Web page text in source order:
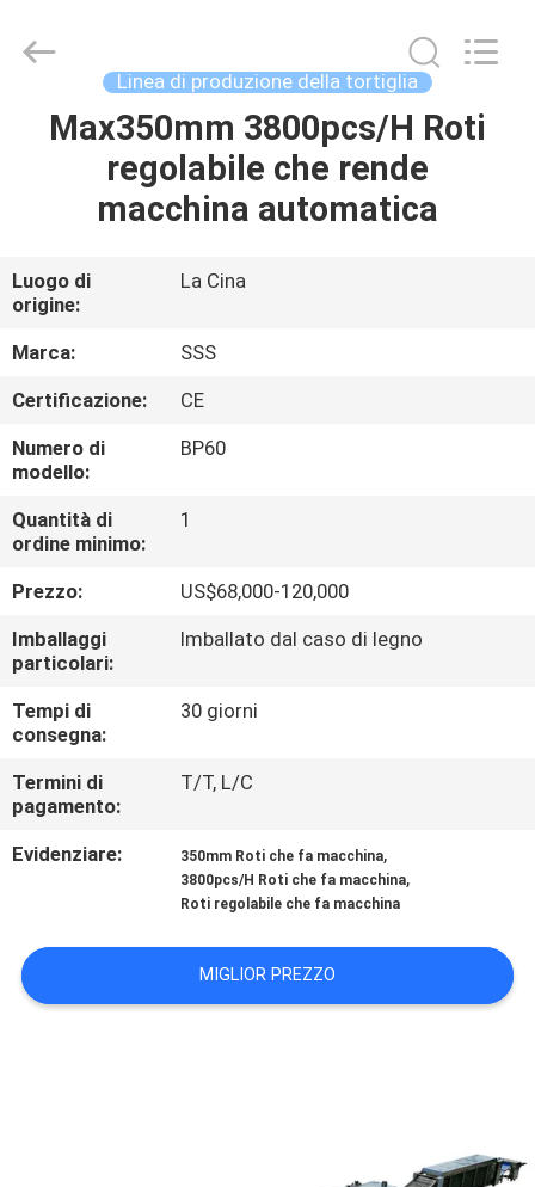
CASA.
PRODOTTI
VIDEO
SU
DI
NOI
VISITA
ALLA
FABBRICA
CONTROLLO
DELLA
QUALITÀ
CONTATTACI
PREVENTIVO
MAPPA
Machinery
Technology
Reserved.
Linea di produzione della tortiglia
Max350mm 3800pcs/H Roti
regolabile che rende
macchina automatica
Luogo di
origine:
La Cina
Marca:
SSS
Certificazione:
CE
Numero di
modello:
BP60
Quantità di
ordine minimo:
1
Prezzo:
US$68,000-120,000
Imballaggi
particolari:
Imballato dal caso di legno
Tempi di
consegna:
30 giorni
Termini di
pagamento:
T/T, L/C
Evidenziare: 350mm Roti che fa macchina,
3800pcs/H Roti che fa macchina,
Roti regolabile che fa macchina
MIGLIOR PREZZO